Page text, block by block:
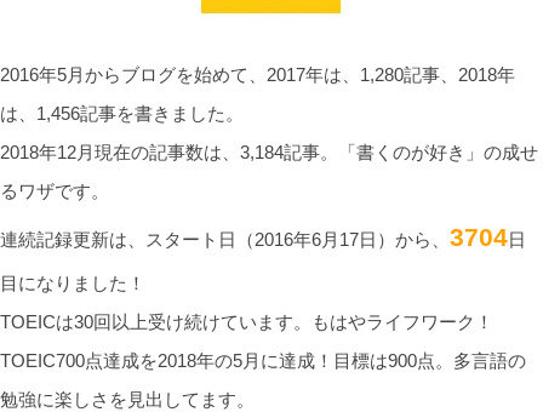
2016年5月からブログを始めて、2017年は、1,280記事、2018年
は、1,456記事を書きました。
2018年12月現在の記事数は、3,184記事。「書くのが好き」の成せ
るワザです。
連続記録更新は、スタート日（2016年6月17日）から、 3704日
目になりました！
TOEICは30回以上受け続けています。もはやライフワーク！
TOEIC700点達成を2018年の5月に達成！目標は900点。多言語の
勉強に楽しさを見出してます。